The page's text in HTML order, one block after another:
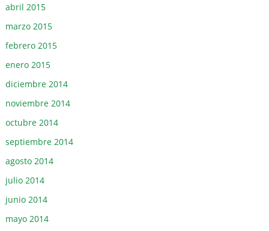
abril 2015
marzo 2015
febrero 2015
enero 2015
diciembre 2014
noviembre 2014
octubre 2014
septiembre 2014
agosto 2014
julio 2014
junio 2014
mayo 2014